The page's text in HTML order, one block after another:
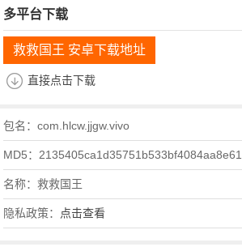
多平台下载
救救国王 安卓下载地址
直接点击下载
包名：com.hlcw.jjgw.vivo
MD5：2135405ca1d35751b533bf4084aa8e61
名称：救救国王
隐私政策： 点击查看